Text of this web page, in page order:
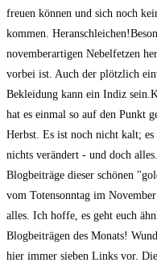
freuen können und sich noch
kommen.
novemberartigen Nebelfetzen
vorbei ist. Auch der plötzlich
Bekleidung kann ein Indiz
hat es einmal so auf den Punkt
Herbst. Es ist noch nicht kalt;
nichts verändert - und doch
Blogbeiträge dieser schönen
vom Totensonntag im
alles. Ich hoffe, es geht euch
Blogbeiträgen des Monats!
hier immer sieben Links vor.